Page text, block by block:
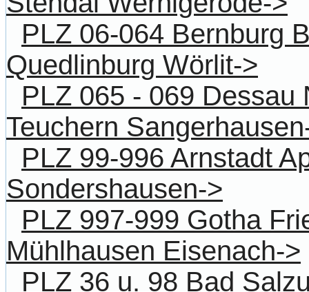
PLZ 06-064 Bernburg
Quedlinburg Wörlit->
PLZ 065 - 069 Dessau
Teuchern
PLZ 99-996 Arnstadt
Sondershausen->
PLZ 997-999 Gotha
Mühlhausen Eisenach->
PLZ 36 u. 98 Bad